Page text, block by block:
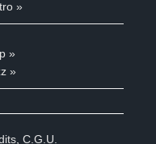
»
»
»
C.G.U.